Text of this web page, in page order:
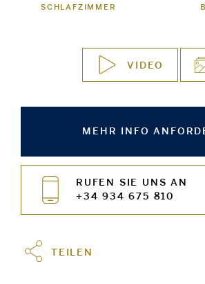
SCHLAFZIMMER
VIDEO
MEHR INFO
RUFEN SIE UNS AN
+34 934 675 810
TEILEN